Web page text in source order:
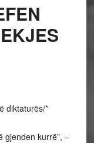
diktaturës/*
gjenden kurrë”, –